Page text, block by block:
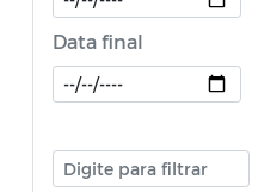
Data final